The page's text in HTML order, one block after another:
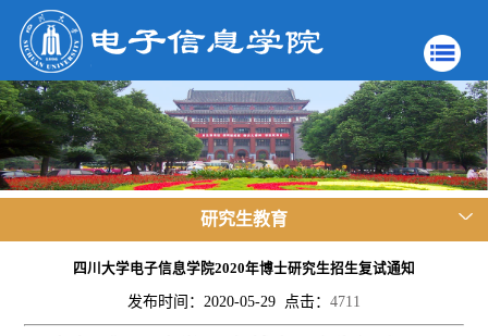
研究生教育
四川大学电子信息学院2020年博士研究生招生复试通知
发布时间：2020-05-29 点击： 4711